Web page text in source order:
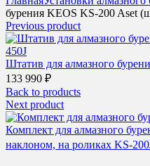
бурения KEOS KS-200 Aset
Previous product
Штатив для алмазного
133 990 ₽
Back to products
Next product
Комплект для алмазного
наклоном, на роликах KS-